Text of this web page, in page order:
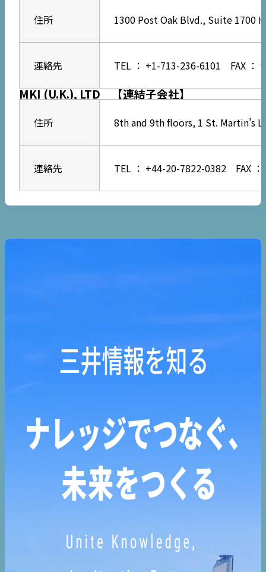
住所
1300 Post Oak Blvd., Suite 1700
連絡先 TEL ： +1-713-236-6101 FAX ：
MKI (U.K.), LTD 【連結子会社】
住所 8th and 9th floors, 1 St. Martin's
連絡先 TEL ： +44-20-7822-0382 FAX